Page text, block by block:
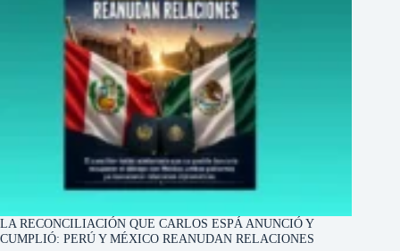
LA RECONCILIACIÓN QUE CARLOS ESPÁ ANUNCIÓ Y
CUMPLIÓ: PERÚ Y MÉXICO REANUDAN RELACIONES